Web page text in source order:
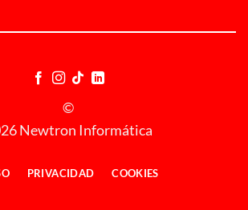
©
Newtron Informática
PRIVACIDAD COOKIES